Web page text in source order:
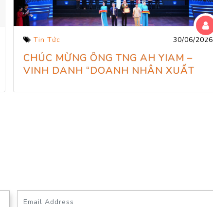
Tin Tức 30/06/2026
CHÚC MỪNG ÔNG TNG AH YIAM –
VINH DANH “DOANH NHÂN XUẤT
2026